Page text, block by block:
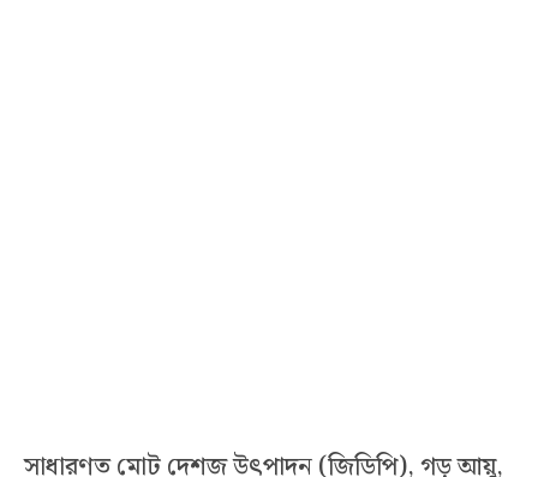
সাধারণত মোট দেশজ উৎপাদন (জিডিপি), গড় আয়ু,